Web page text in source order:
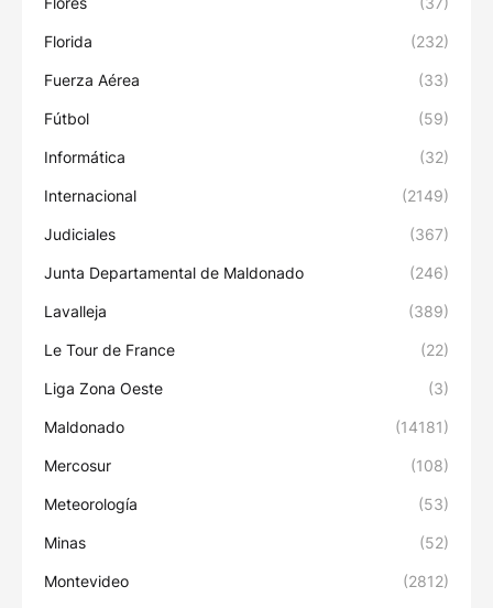
Florida (232)
Fuerza Aérea (33)
Fútbol (59)
Informática (32)
Internacional (2149)
Judiciales (367)
Junta Departamental de Maldonado (246)
Lavalleja (389)
Le Tour de France (22)
Liga Zona Oeste (3)
Maldonado (14181)
Mercosur (108)
Meteorología (53)
Minas (52)
Montevideo (2812)